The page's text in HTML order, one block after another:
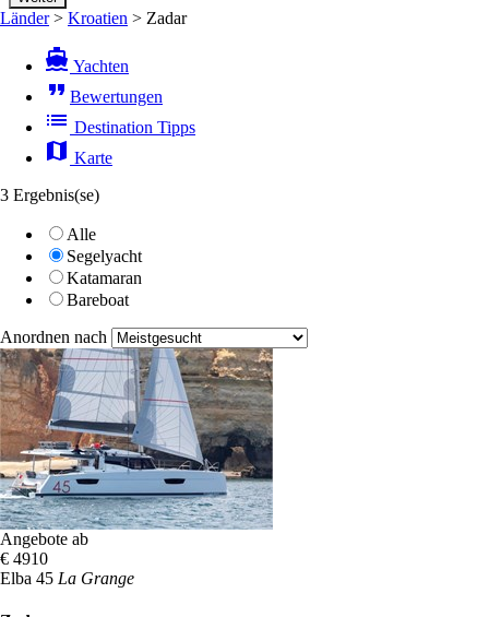
Länder> Kroatien > Zadar
directions_boat Yachten
format_quote Bewertungen
list Destination Tipps
map Karte
3 Ergebnis(se)
Alle
Segelyacht
Katamaran
Bareboat
Anordnen nach
Angebote ab
€ 4910
Elba 45 La Grange